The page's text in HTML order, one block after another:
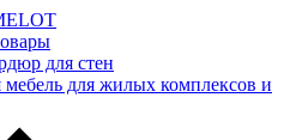
для стен
для жилых комплексов и